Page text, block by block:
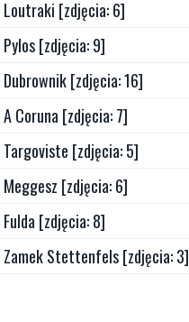
Loutraki [zdjęcia: 6]
Pylos [zdjęcia: 9]
Dubrownik [zdjęcia: 16]
A Coruna [zdjęcia: 7]
Targoviste [zdjęcia: 5]
Meggesz [zdjęcia: 6]
Fulda [zdjęcia: 8]
Zamek Stettenfels [zdjęcia: 3]